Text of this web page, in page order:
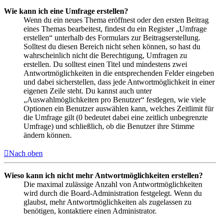
Wie kann ich eine Umfrage erstellen?
Wenn du ein neues Thema eröffnest oder den ersten Beitrag
eines Themas bearbeitest, findest du ein Register „Umfrage
erstellen“ unterhalb des Formulars zur Beitragserstellung.
Solltest du diesen Bereich nicht sehen können, so hast du
wahrscheinlich nicht die Berechtigung, Umfragen zu
erstellen. Du solltest einen Titel und mindestens zwei
Antwortmöglichkeiten in die entsprechenden Felder eingeben
und dabei sicherstellen, dass jede Antwortmöglichkeit in einer
eigenen Zeile steht. Du kannst auch unter
„Auswahlmöglichkeiten pro Benutzer“ festlegen, wie viele
Optionen ein Benutzer auswählen kann, welches Zeitlimit für
die Umfrage gilt (0 bedeutet dabei eine zeitlich unbegrenzte
Umfrage) und schließlich, ob die Benutzer ihre Stimme
ändern können.
Nach oben
Wieso kann ich nicht mehr Antwortmöglichkeiten erstellen?
Die maximal zulässige Anzahl von Antwortmöglichkeiten
wird durch die Board-Administration festgelegt. Wenn du
glaubst, mehr Antwortmöglichkeiten als zugelassen zu
benötigen, kontaktiere einen Administrator.